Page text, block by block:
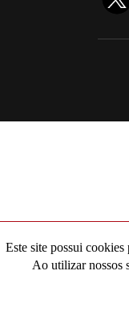
Este site possui cookies
Ao utilizar nossos